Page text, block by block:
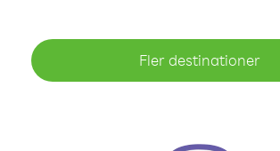
Fler destinationer